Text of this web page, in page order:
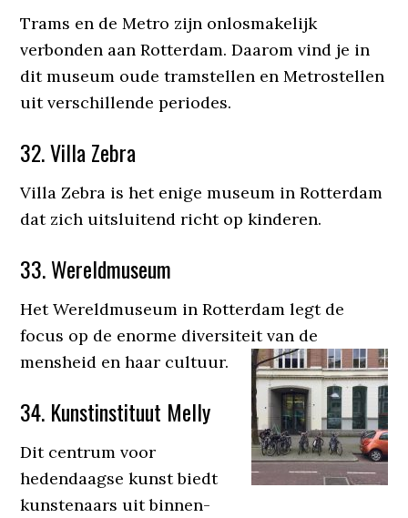
Trams en de Metro zijn onlosmakelijk
verbonden aan Rotterdam. Daarom vind je in
dit museum oude tramstellen en Metrostellen
uit verschillende periodes.
32. Villa Zebra
Villa Zebra is het enige museum in Rotterdam
dat zich uitsluitend richt op kinderen.
33. Wereldmuseum
Het Wereldmuseum in Rotterdam legt de
focus op de enorme diversiteit van de
mensheid en haar cultuur.
34. Kunstinstituut Melly
Dit centrum voor
hedendaagse kunst biedt
kunstenaars uit binnen-